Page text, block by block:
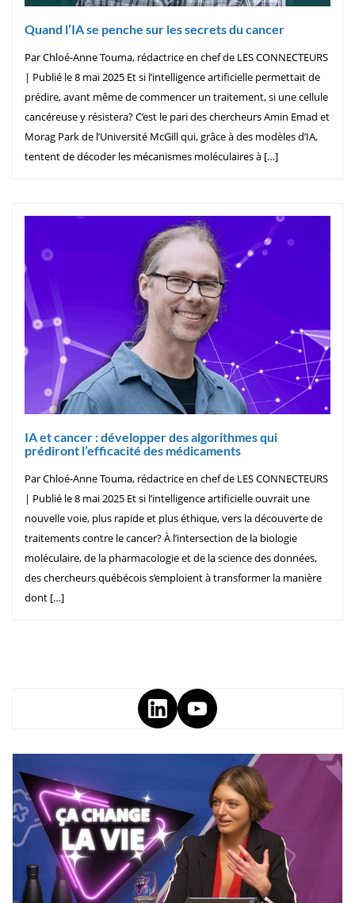
Quand l’IA se penche sur les secrets du cancer
Par Chloé-Anne Touma, rédactrice en chef de LES CONNECTEURS
| Publié le 8 mai 2025 Et si l’intelligence artificielle permettait de
prédire, avant même de commencer un traitement, si une cellule
cancéreuse y résistera? C’est le pari des chercheurs Amin Emad et
Morag Park de l’Université McGill qui, grâce à des modèles d’IA,
tentent de décoder les mécanismes moléculaires à […]
IA et cancer : développer des algorithmes qui
prédiront l’efficacité des médicaments
Par Chloé-Anne Touma, rédactrice en chef de LES CONNECTEURS
| Publié le 8 mai 2025 Et si l’intelligence artificielle ouvrait une
nouvelle voie, plus rapide et plus éthique, vers la découverte de
traitements contre le cancer? À l’intersection de la biologie
moléculaire, de la pharmacologie et de la science des données,
des chercheurs québécois s’emploient à transformer la manière
dont […]